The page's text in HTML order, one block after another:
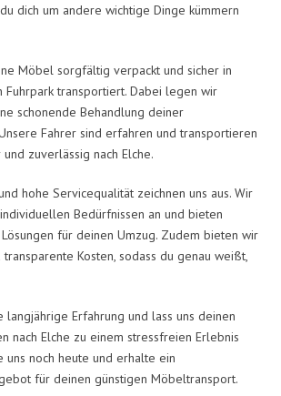
dich um andere wichtige Dinge kümmern
Möbel sorgfältig verpackt und sicher in
Fuhrpark transportiert. Dabei legen wir
schonende Behandlung deiner
Fahrer sind erfahren und transportieren
zuverlässig nach Elche.
hohe Servicequalität zeichnen uns aus. Wir
Bedürfnissen an und bieten
für deinen Umzug. Zudem bieten wir
Kosten, sodass du genau weißt,
langjährige Erfahrung und lass uns deinen
nach Elche zu einem stressfreien Erlebnis
uns noch heute und erhalte ein
für deinen günstigen Möbeltransport.